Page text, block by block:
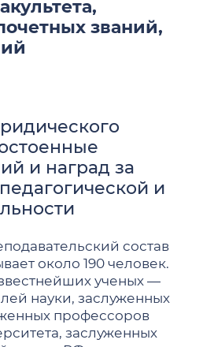
званий,
и наград за
и
состав
около 190 человек.
ученых —
науки, заслуженных
профессоров
заслуженных